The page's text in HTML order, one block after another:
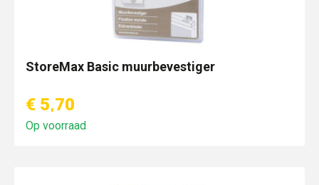
StoreMax Basic muurbevestiger
€ 5,70
Op voorraad